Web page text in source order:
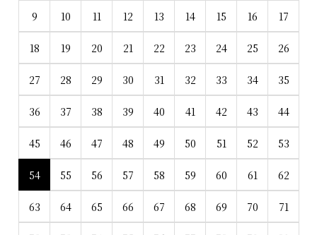
9 10 11 12 13 14 15 16 17
18 19 20 21 22 23 24 25 26
27 28 29 30 31 32 33 34 35
36 37 38 39 40 41 42 43 44
45 46 47 48 49 50 51 52 53
54 55 56 57 58 59 60 61 62
63 64 65 66 67 68 69 70 71